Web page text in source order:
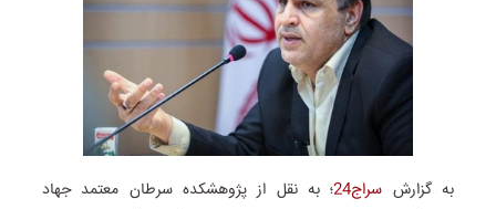
به گزارش سراج24
؛ به نقل از پژوهشکده سرطان معتمد جهاد